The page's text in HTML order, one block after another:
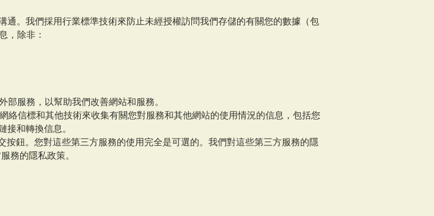
通。我們採用行業標準技術來防止未經授權訪問我們存儲的有關您的數據（包
，除非：
服務，以幫助我們改善網站和服務。
信標和其他技術來收集有關您對服務和其他網站的使用情況的信息，包括您
接和轉換信息。
鈕。您對這些第三方服務的使用完全是可選的。我們對這些第三方服務的隱
務的隱私政策。